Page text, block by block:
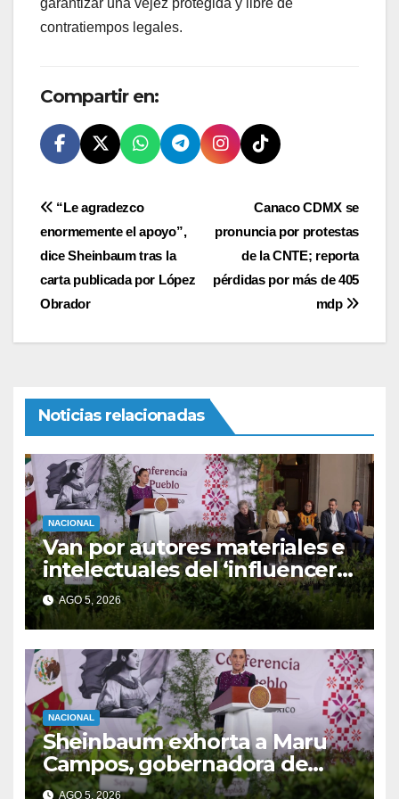
contratiempos legales.
Compartir en:
Navegación
de
entradas
Canaco CDMX se
pronuncia por protestas
de la CNTE; reporta
pérdidas por más de 405
mdp
“Le agradezco
enormemente el apoyo”,
dice Sheinbaum tras la
carta publicada por López
Obrador
Noticias relacionadas
NACIONAL
Van por autores materiales e
intelectuales del ‘influencer’
César Gastélum asesinado en
Culiacán, afirma Sheinbaum
AGO 5, 2026
NACIONAL
Sheinbaum exhorta a Maru
Campos, gobernadora de
Chihuahua, a presentar
AGO 5, 2026